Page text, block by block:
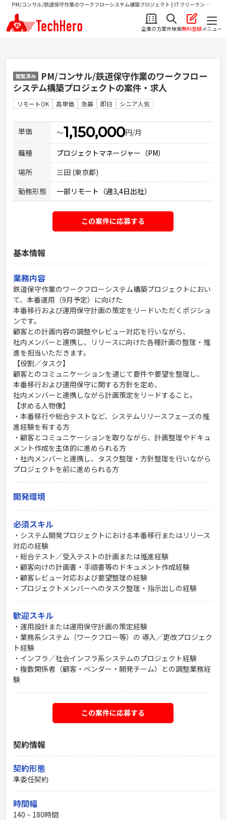
PM/コンサル/鉄道保守作業のワークフローシステム構築プロジェクト | ITフリーランス
向け求人・案件情報サイトテクヒロ（TechHero）
企業の方案件検索無料登録メニュー
閲覧済み
PM/コンサル/鉄道保守作業のワークフロー
システム構築プロジェクトの案件・求人
リモートOK 高単価 急募 即日 シニア人気
単価 〜1,150,000円/月
職種
プロジェクトマネージャー（PM）
場所
三田 (東京都)
勤務形態
一部リモート（週3,4日出社）
この案件に応募する
基本情報
業務内容
鉄道保守作業のワークフローシステム構築プロジェクトにおい
て、本番運用（9月予定）に向けた
本番移行および運用保守計画の策定をリードいただくポジショ
ンです。
顧客との計画内容の調整やレビュー対応を行いながら、
社内メンバーと連携し、リリースに向けた各種計画の整理・推
進を担当いただきます。
【役割／タスク】
顧客とのコミュニケーションを通じて要件や要望を整理し、
本番移行および運用保守に関する方針を定め、
社内メンバーと連携しながら計画策定をリードすること。
【求める人物像】
・本番移行や総合テストなど、システムリリースフェーズの推
進経験を有する方
・顧客とコミュニケーションを取りながら、計画整理やドキュ
メント作成を主体的に進められる方
・社内メンバーと連携し、タスク整理・方針整理を行いながら
プロジェクトを前に進められる方
開発環境
必須スキル
・システム開発プロジェクトにおける本番移行またはリリース
対応の経験
・総合テスト／受入テストの計画または推進経験
・顧客向けの計画書・手順書等のドキュメント作成経験
・顧客レビュー対応および要望整理の経験
・プロジェクトメンバーへのタスク整理・指示出しの経験
歓迎スキル
・運用設計または運用保守計画の策定経験
・業務系システム（ワークフロー等）の 導入／更改プロジェク
ト経験
・インフラ／社会インフラ系システムのプロジェクト経験
・複数関係者（顧客・ベンダー・開発チーム）との調整業務経
験
この案件に応募する
契約情報
契約形態
準委任契約
時間幅
140 ~ 180時間